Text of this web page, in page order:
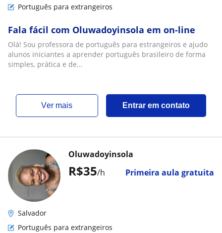
Português para extrangeiros
Fala fácil com Oluwadoyinsola em on-line
Olá! Sou professora de português para estrangeiros e ajudo
alunos iniciantes a aprender português brasileiro de forma
simples, prática e de...
ver mais Entrar em contato
R$35/h Primeira aula gratuita
Oluwadoyinsola
Salvador
Português para extrangeiros